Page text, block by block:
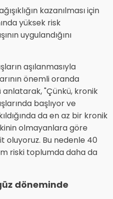
kazanılması için
yüksek risk
uygulandığını
aşılanmasıyla
önemli oranda
"Çünkü, kronik
başlıyor ve
da en az bir kronik
olmayanlara göre
oluyoruz. Bu nedenle 40
riski toplumda daha da
döneminde